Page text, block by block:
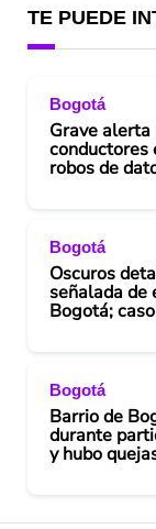
TE PUEDE
Bogotá
Grave
conductores
robos de
Bogotá
Oscuros
señalada de
Bogotá;
Bogotá
Barrio de
durante
y hubo